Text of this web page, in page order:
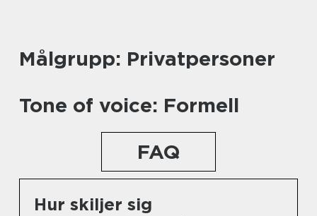
Målgrupp: Privatpersoner
Tone of voice: Formell
FAQ
Hur skiljer sig